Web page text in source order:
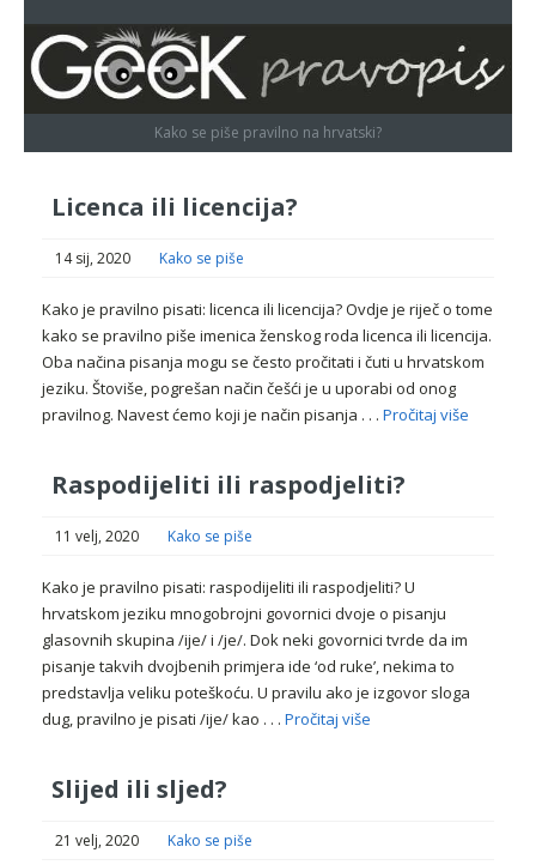
Kako se piše pravilno na hrvatski?
Licenca ili licencija?
14 sij, 2020 Kako se piše
Kako je pravilno pisati: licenca ili licencija? Ovdje je riječ o tome
kako se pravilno piše imenica ženskog roda licenca ili licencija.
Oba načina pisanja mogu se često pročitati i čuti u hrvatskom
jeziku. Štoviše, pogrešan način češći je u uporabi od onog
pravilnog. Navest ćemo koji je način pisanja . . . Pročitaj više
Raspodijeliti ili raspodjeliti?
11 velj, 2020 Kako se piše
Kako je pravilno pisati: raspodijeliti ili raspodjeliti? U
hrvatskom jeziku mnogobrojni govornici dvoje o pisanju
glasovnih skupina /ije/ i /je/. Dok neki govornici tvrde da im
pisanje takvih dvojbenih primjera ide ‘od ruke’, nekima to
predstavlja veliku poteškoću. U pravilu ako je izgovor sloga
dug, pravilno je pisati /ije/ kao . . . Pročitaj više
Slijed ili sljed?
21 velj, 2020 Kako se piše